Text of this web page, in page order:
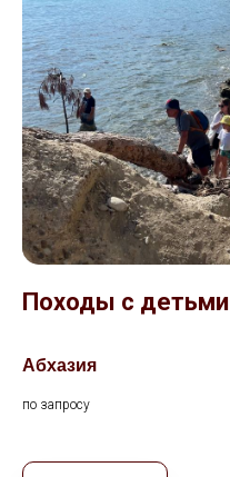
Походы с детьми
Абхазия
по запросу